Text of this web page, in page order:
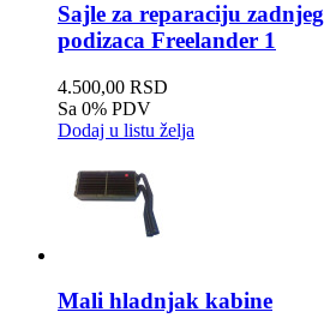
Sajle za reparaciju
podizaca Freelander 1
4.500,00 RSD
Sa 0% PDV
Dodaj u listu želja
Mali hladnjak kabine